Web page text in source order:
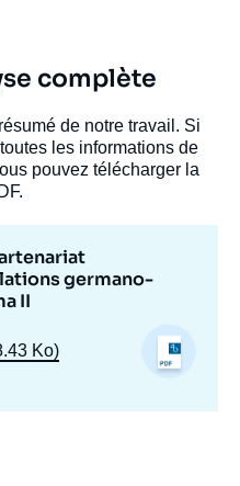
complète
de notre travail. Si
les informations de
pouvez télécharger la
germano-
II
Ko)
Henning RIECKE,
Vers un renouveau
? Les
sous
du Cerfa, Ifri, 18